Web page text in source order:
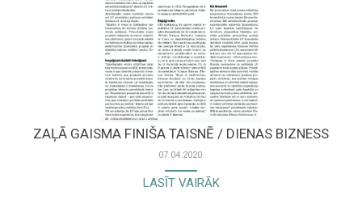
ZAĻĀ GAISMA FINIŠA TAISNĒ / DIENAS BIZNESS
07.04.2020.
LASĪT VAIRĀK